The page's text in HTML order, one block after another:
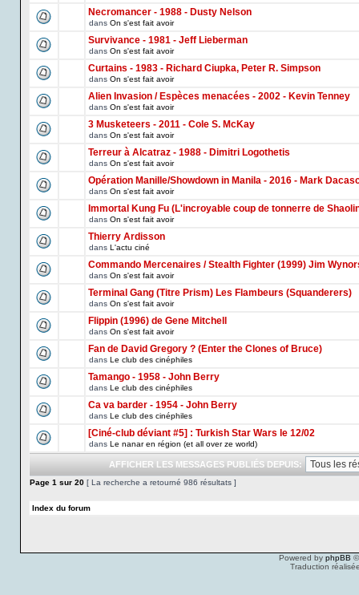
Necromancer - 1988 - Dusty Nelson
dans On s'est fait avoir
Survivance - 1981 - Jeff Lieberman
dans On s'est fait avoir
Curtains - 1983 - Richard Ciupka, Peter R. Simpson
dans On s'est fait avoir
Alien Invasion / Espèces menacées - 2002 - Kevin Tenney
dans On s'est fait avoir
3 Musketeers - 2011 - Cole S. McKay
dans On s'est fait avoir
Terreur à Alcatraz - 1988 - Dimitri Logothetis
dans On s'est fait avoir
Opération Manille/Showdown in Manila - 2016 - Mark
dans On s'est fait avoir
Immortal Kung Fu (L'incroyable coup de tonnerre de
dans On s'est fait avoir
Thierry Ardisson
dans L'actu ciné
Commando Mercenaires / Stealth Fighter (1999) Jim
dans On s'est fait avoir
Terminal Gang (Titre Prism) Les Flambeurs (Squanderers)
dans On s'est fait avoir
Flippin (1996) de Gene Mitchell
dans On s'est fait avoir
Fan de David Gregory ? (Enter the Clones of Bruce)
dans Le club des cinéphiles
Tamango - 1958 - John Berry
dans Le club des cinéphiles
Ca va barder - 1954 - John Berry
dans Le club des cinéphiles
[Ciné-club déviant #5] : Turkish Star Wars le 12/02
dans Le nanar en région (et all over ze world)
AFFICHER LES MESSAGES PUBLIÉS DEPUIS:
Page 1 sur 20 [ La recherche a retourné 986 résultats ]
Index du forum
Powered by phpBB
Traduction